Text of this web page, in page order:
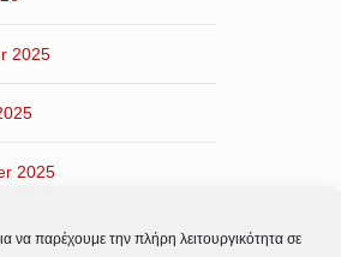
να παρέχουμε την πλήρη λειτουργικότητα σε
2025
2025